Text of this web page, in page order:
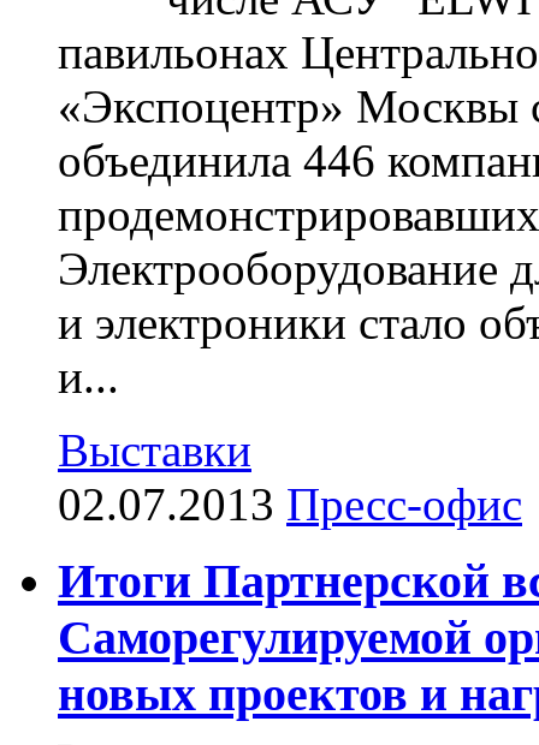
павильонах
«Экспоцентр» Москвы
объединила 446
Электрооборудование
и электроники стало
и...
Выставки
02.07.2013 Пресс-офис
Итоги Партнерской
Саморегулируемой
новых проектов и